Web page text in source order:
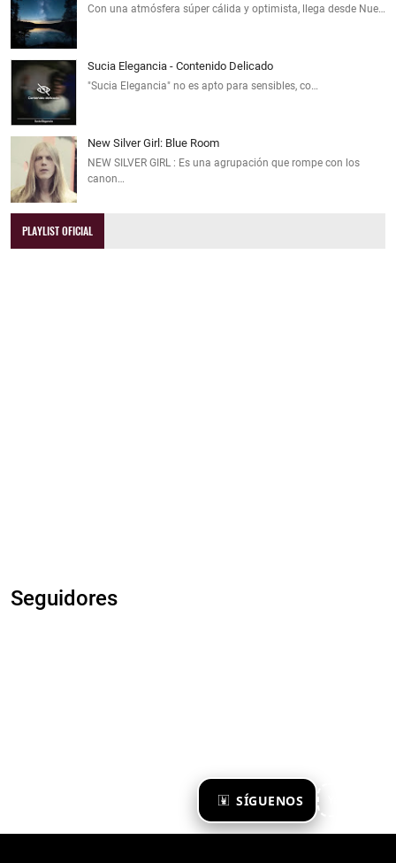
SÍGUENOS
Con una atmósfera súper cálida y optimista, llega desde Nue…
Sucia Elegancia - Contenido Delicado
"Sucia Elegancia" no es apto para sensibles, co…
New Silver Girl: Blue Room
NEW SILVER GIRL : Es una agrupación que rompe con los
canon…
PLAYLIST OFICIAL
Seguidores